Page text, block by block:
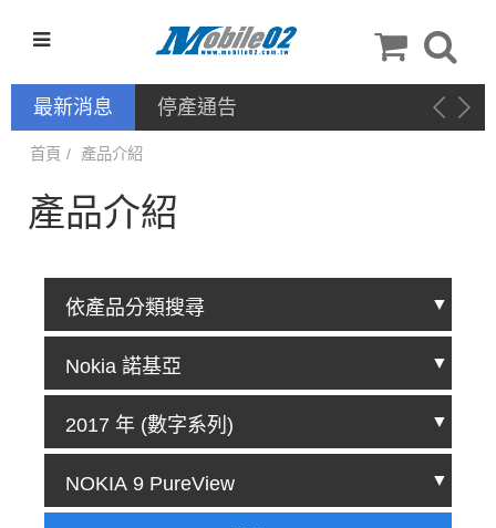
最新消息 停產通告
首頁 產品介紹
產品介紹